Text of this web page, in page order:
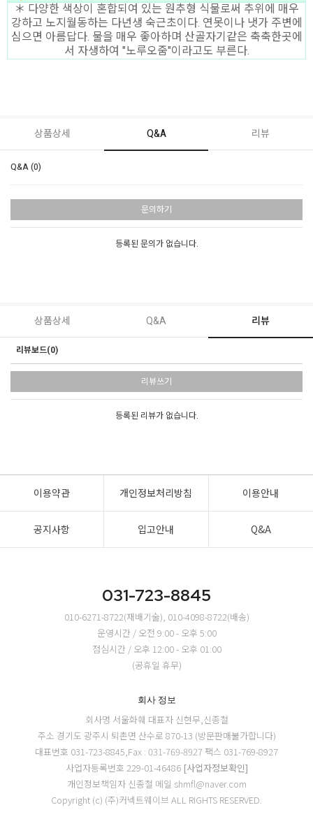
＊ 다양한 색상이 혼합되여 있는 원추형 식물로써 추위에 매우
강하고 노지월동하는 다년생 숙근초이다. 연못이나 냇가 주변에
심으면 아름답다. 물을 매우 좋아하며 산골자기같은 축축한곳에
서 자생하여 "노루오줌"이라고도 부른다.
상품상세 Q&A 리뷰
Q&A (0)
문의하기
등록된 문의가 없습니다.
상품상세 Q&A 리뷰
리뷰보드(0)
리뷰쓰기
등록된 리뷰가 없습니다.
이용약관 개인정보처리방침 이용안내
공지사항 입고안내 Q&A
031-723-8845
010-6271-8722(재배기술), 010-4098-8722(배송)
운영시간 / 오전 9:00 - 오후 5:00
점심시간 / 오후 12:00 - 오후 01:00
(공휴일 휴무)
회사 정보
회사명 서울화훼 대표자 신현무,신종철
주소 경기도 광주시 퇴촌면 산수로 870-13 (방문판매불가합니다)
대표번호 031-723-8845,Fax : 031-769-8927 팩스 031-769-8927
사업자등록번호 229-01-46486 [사업자정보확인]
개인정보책임자 신종철 메일 shmfl@naver.com
Copyright (c) (주)커넥트웨이브 ALL RIGHTS RESERVED.